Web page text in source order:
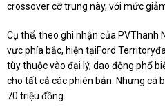
crossover cỡ trung này, với mức
Cụ thể, theo ghi nhận của PVThanh
vực phía bắc, hiện tạiFord
tùy thuộc vào đại lý, dao động phổ
cho tất cả các phiên bản. Nhưng cá
70 triệu đồng.